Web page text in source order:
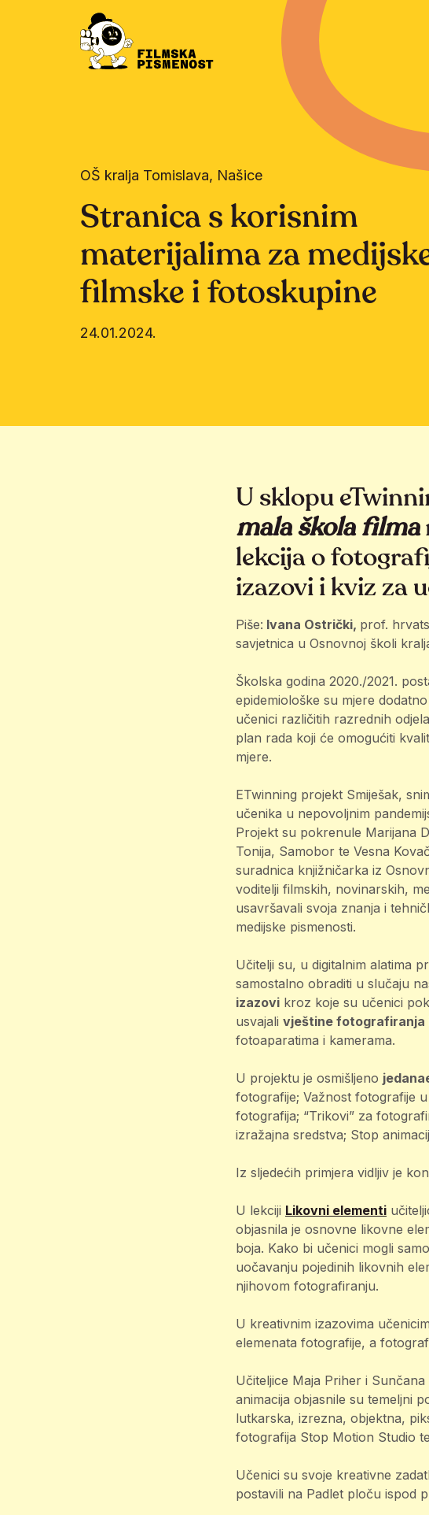
OŠ kralja Tomislava, Našice
Stranica s korisnim
materijalima za
filmske i fotoskupine
24.01.2024.
U sklopu
mala škola filma
lekcija o
izazovi i kviz za
Piše: Ivana Ostrički, prof.
savjetnica u Osnovnoj školi
Školska godina 2020./2021.
epidemiološke su mjere
učenici različitih razrednih
plan rada koji će omogućiti
mjere.
ETwinning projekt Smiješak,
učenika u nepovoljnim
Projekt su pokrenule Marijana
Tonija, Samobor te Vesna
suradnica knjižničarka iz
voditelji filmskih, novinarskih,
usavršavali svoja znanja i
medijske pismenosti.
Učitelji su, u digitalnim alatima
samostalno obraditi u slučaju
izazovi kroz koje su učenici
usvajali vještine fotografiranja
fotoaparatima i kamerama.
U projektu je osmišljeno
fotografije; Važnost fotografije
fotografija; “Trikovi” za
izražajna sredstva; Stop
Iz sljedećih primjera vidljiv je
U lekciji Likovni elementi
objasnila je osnovne likovne
boja. Kako bi učenici mogli
uočavanju pojedinih likovnih
njihovom fotografiranju.
U kreativnim izazovima
elemenata fotografije, a
Učiteljice Maja Priher i
animacija objasnile su temeljni
lutkarska, izrezna, objektna,
fotografija Stop Motion Studio
Učenici su svoje kreativne
postavili na Padlet ploču ispod